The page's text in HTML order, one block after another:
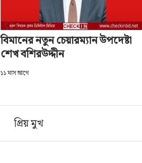
বিমানের নতুন চেয়ারম্যান উপদেষ্টা
শেখ বশিরউদ্দীন
১১ মাস আগে
প্রিয় মুখ